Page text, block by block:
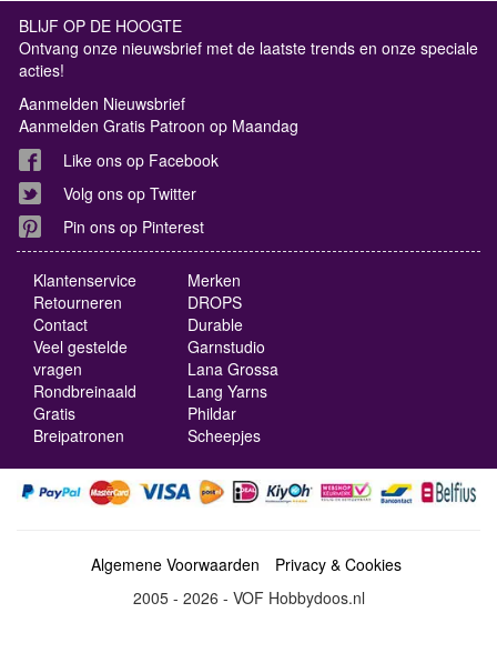
BLIJF OP DE HOOGTE
Ontvang onze nieuwsbrief met de laatste trends en onze speciale
acties!
Aanmelden Nieuwsbrief
Aanmelden Gratis Patroon op Maandag
Like ons op Facebook
Volg ons op Twitter
Pin ons op Pinterest
Klantenservice
Retourneren
Contact
Veel gestelde
vragen
Rondbreinaald
Gratis
Breipatronen
Merken
DROPS
Durable
Garnstudio
Lana Grossa
Lang Yarns
Phildar
Scheepjes
Algemene Voorwaarden
Privacy & Cookies
2005 - 2026 - VOF Hobbydoos.nl